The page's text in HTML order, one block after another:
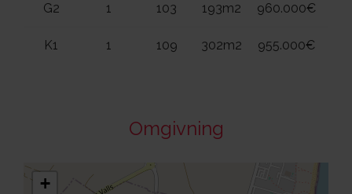
G2 1 103 193m2 960.000€
K1 1 109 302m2 955.000€
Omgivning
+